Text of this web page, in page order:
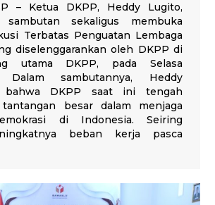
– Ketua DKPP, Heddy Lugito,
sambutan sekaligus membuka
Terbatas Penguatan Lembaga
diselenggarankan oleh DKPP di
utama DKPP, pada Selasa
Dalam sambutannya, Heddy
bahwa DKPP saat ini tengah
besar dalam menjaga
di Indonesia. Seiring
beban kerja pasca